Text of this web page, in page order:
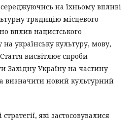
на їхньому впливі
традицію місцевого
вплив нацистського
українську культуру, мову,
Стаття висвітлює спроби
Західну Україну на частину
визначити новий культурний
які застосовувалися